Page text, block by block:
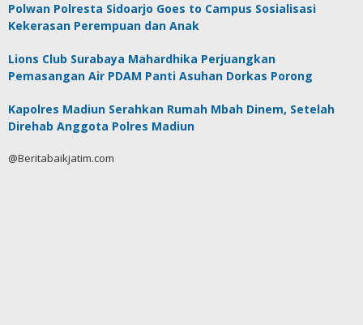
Polwan Polresta Sidoarjo Goes to Campus Sosialisasi
Kekerasan Perempuan dan Anak
Lions Club Surabaya Mahardhika Perjuangkan
Pemasangan Air PDAM Panti Asuhan Dorkas Porong
Kapolres Madiun Serahkan Rumah Mbah Dinem, Setelah
Direhab Anggota Polres Madiun
@Beritabaikjatim.com